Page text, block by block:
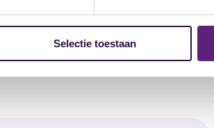
Selectie toestaan
in het onderwijs en de
Vereniging van